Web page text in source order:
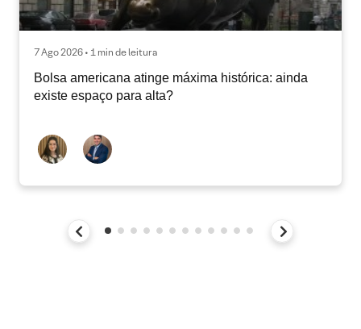
7 Ago 2026 • 1 min de leitura
Bolsa americana atinge máxima histórica: ainda
existe espaço para alta?